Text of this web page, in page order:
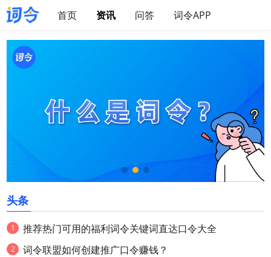
首页 资讯 问答 词令APP
头条
推荐热门可用的福利词令关键词直达口令大全
词令联盟如何创建推广口令赚钱？